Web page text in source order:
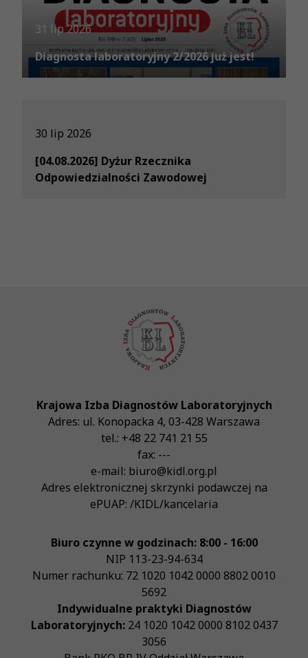
31 lip 2026
Diagnosta laboratoryjny 2/2026 już jest!
30 lip 2026
[04.08.2026] Dyżur Rzecznika
Odpowiedzialności Zawodowej
Krajowa Izba Diagnostów Laboratoryjnych
Adres: ul. Konopacka 4, 03-428 Warszawa
tel.: +48 22 741 21 55
fax: ---
e-mail: biuro@kidl.org.pl
Adres elektronicznej skrzynki podawczej na
ePUAP: /KIDL/kancelaria
Biuro czynne w godzinach: 8:00 - 16:00
NIP 113-23-94-634
Numer rachunku: 72 1020 1042 0000 8802 0010
5692
Indywidualne praktyki Diagnostów
Laboratoryjnych:24 1020 1042 0000 8102 0437
3056